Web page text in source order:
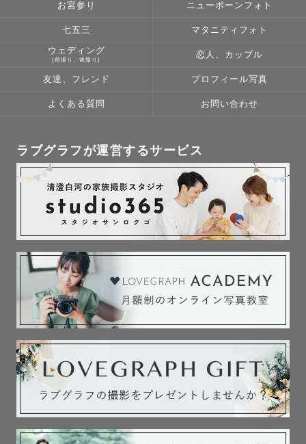
お宮参り ニューボーンフォト
七五三 マタニティフォト
ウェディング
(前撮り、後撮り)
恋人、カップル
友達、フレンド プロフィール写真
よくある質問 お問い合わせ
ラブグラフが運営するサービス